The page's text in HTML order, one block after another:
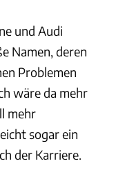
und Audi
Namen, deren
Problemen
wäre da mehr
mehr
sogar ein
der Karriere.